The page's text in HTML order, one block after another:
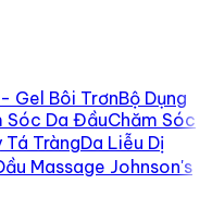
Gel Bôi TrơnBộ Dụng
Sóc Da ĐầuChăm Sóc
Tá TràngDa Liễu Dị
Massage Johnson's